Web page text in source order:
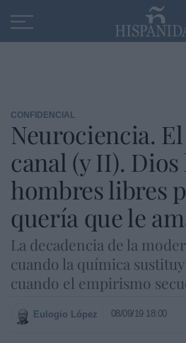
CONFIDENCIAL
Neurociencia.
canal (y II). Dios
hombres libres
quería que le
La decadencia de la
cuando la química
cuando el empirismo
Eulogio López 08/09/19 18:00